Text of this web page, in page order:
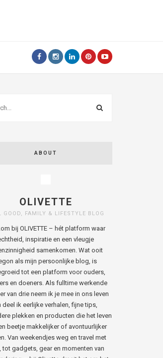
ABOUT
OLIVETTE
GOOD, FAMILY & LIFESTYLE BLOG
bij OLIVETTE – hét platform waar
inspiratie en een vleugje
samenkomen. Wat ooit
als mijn persoonlijke blog, is
tot een platform voor ouders,
en doeners. Als fulltime werkende
van drie neem ik je mee in ons leven
deel ik eerlijke verhalen, fijne tips,
plekken en producten die het leven
beetje makkelijker of avontuurlijker
Van weekendjes weg en travel met
tot gadgets, gear en momenten van